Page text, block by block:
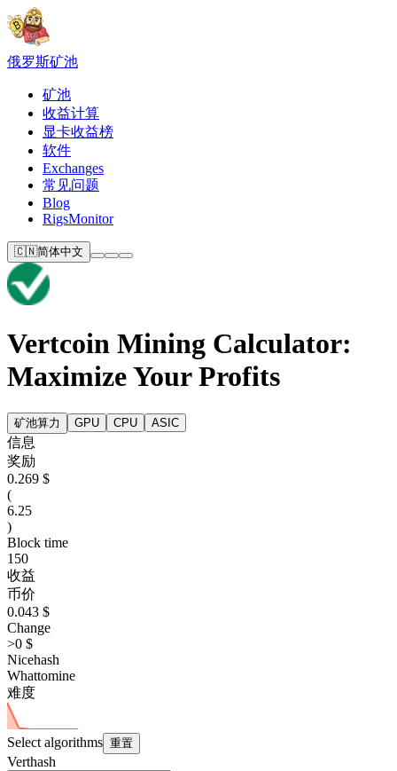
俄罗斯矿池
矿池
收益计算
显卡收益榜
软件
Exchanges
常见问题
Blog
RigsMonitor
🇨🇳简体中文
Vertcoin Mining Calculator:
Maximize Your Profits
矿池算力 GPU CPU ASIC
信息
奖励
0.269 $
(
6.25
)
Block time
150
收益
币价
0.043 $
Change
>0 $
Nicehash
Whattomine
难度
Select algorithms 重置
Verthash